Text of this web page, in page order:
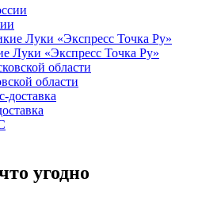
Луки «Экспресс Точка Ру»
области
угодно